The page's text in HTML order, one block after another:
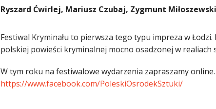
Ryszard Ćwirlej, Mariusz Czubaj, Zygmunt
Festiwal Kryminału to pierwsza tego typu impreza w
polskiej powieści kryminalnej mocno osadzonej w realiach
W tym roku na festiwalowe wydarzenia zapraszamy
https://www.facebook.com/PoleskiOsrodekSztuki/